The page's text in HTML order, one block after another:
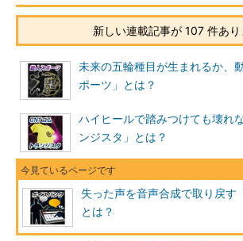
新しい連載記事が 107 件あり
未来の五輪種目が生まれるか、
ポーツ」とは？
ハイヒールで踏みつけても壊れ
ンジスタ」とは？
失った声を音声合成で取り戻す
とは？